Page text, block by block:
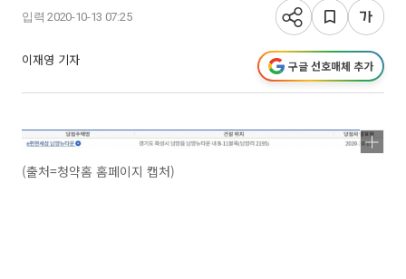
입력 2020-10-13 07:25
이재영 기자 구글 선호매체 추가
(출처=청약홈 홈페이지 캡처)